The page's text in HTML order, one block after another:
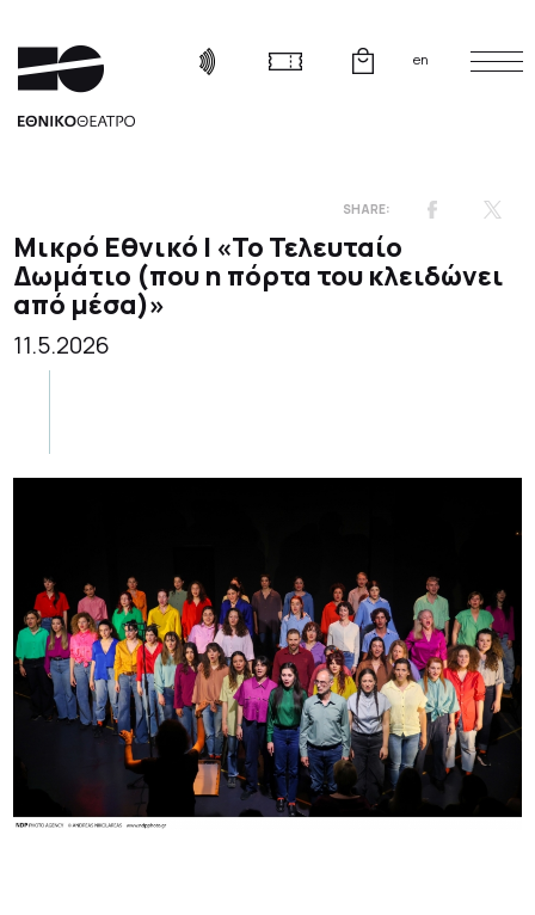
en
Μικρό Εθνικό | «Το Τελευταίο
Δωμάτιο (που η πόρτα του κλειδώνει
από μέσα)»
11.5.2026